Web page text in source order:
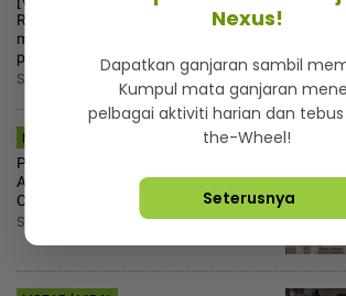
Ruhainies ambil tindakan, vendor
makanan salah guna nama untuk
pemasaran
Sabtu, 8 Ogos 2026 2:30 PM
MSTAR | SEMASA
Puteri Sultan Pahang, Tengku Ilyana
Alia selamat disatukan dengan
Christopher Lionel Froggatt
Sabtu, 8 Ogos 2026 2:25 PM
Nexus!
Dapatkan ganjaran sambil
Kumpul mata ganjaran
pelbagai aktiviti harian dan
the-Wheel!
Seterusnya